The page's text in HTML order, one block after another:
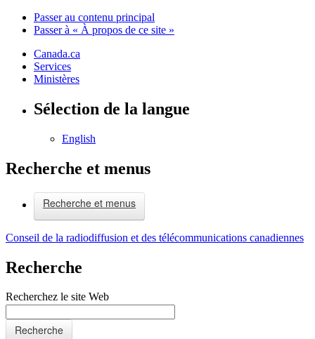
Passer au contenu principal
Passer à « À propos de ce site »
Canada.ca
Services
Ministères
Sélection de la langue
English
Recherche et menus
Recherche et menus
Conseil de la radiodiffusion et des télécommunications canadiennes
Recherche
Recherchez le site Web
Recherche